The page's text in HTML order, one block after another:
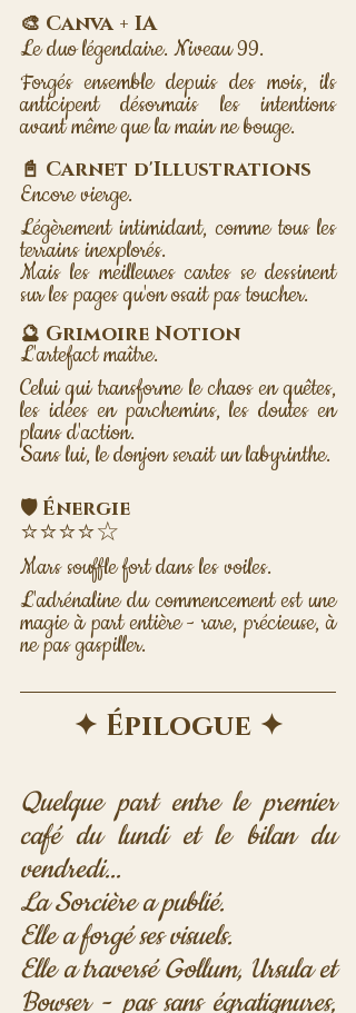
🎨 Canva + IA
Le duo légendaire. Niveau 99.
Forgés ensemble depuis des mois, ils
anticipent désormais les intentions
avant même que la main ne bouge.
📓 Carnet d'Illustrations
Encore vierge.
Légèrement intimidant, comme tous les
terrains inexplorés.
Mais les meilleures cartes se dessinent
sur les pages qu'on osait pas toucher.
🔮 Grimoire Notion
L'artefact maître.
Celui qui transforme le chaos en quêtes,
les idées en parchemins, les doutes en
plans d'action.
Sans lui, le donjon serait un labyrinthe.
🛡️ Énergie
⭐⭐⭐⭐☆
Mars souffle fort dans les voiles.
L'adrénaline du commencement est une
magie à part entière - rare, précieuse, à
ne pas gaspiller.
✦ Épilogue ✦
Quelque part entre le premier
café du lundi et le bilan du
vendredi...
La Sorcière a publié.
Elle a forgé ses visuels.
Elle a traversé Gollum, Ursula et
Bowser - pas sans égratignures,